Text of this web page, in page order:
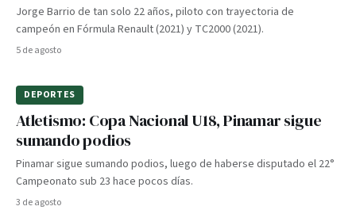
Jorge Barrio de tan solo 22 años, piloto con trayectoria de
campeón en Fórmula Renault (2021) y TC2000 (2021).
5 de agosto
DEPORTES
Atletismo: Copa Nacional U18, Pinamar sigue
sumando podios
Pinamar sigue sumando podios, luego de haberse disputado el 22°
Campeonato sub 23 hace pocos días.
3 de agosto